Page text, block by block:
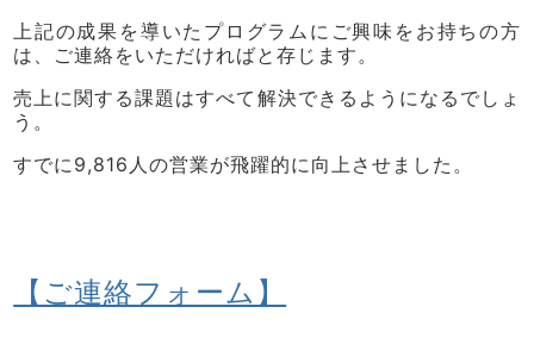
上記の成果を導いたプログラムにご興味をお持ちの方
は、ご連絡をいただければと存じます。
売上に関する課題はすべて解決できるようになるでしょ
う。
すでに9,816人の営業が飛躍的に向上させました。
【ご連絡フォーム】